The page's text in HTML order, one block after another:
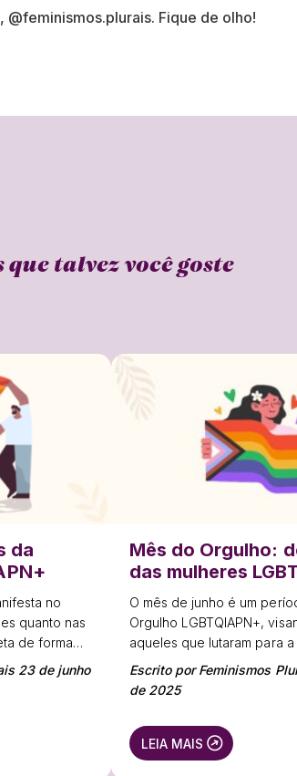
@feminismos.plurais. Fique de olho!
talvez você goste
da
no
quanto nas
de forma
negras,
23 de junho
Mês do Orgulho:
das mulheres
O mês de junho é um
Orgulho LGBTQIAPN+,
aqueles que lutaram para
direitos dessa população e
debate contra a supressão
Escrito por Feminismos
de 2025
LEIA MAIS